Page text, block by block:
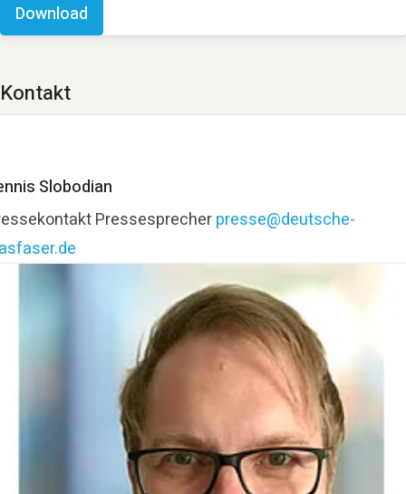
Download
Kontakt
Slobodian
Pressesprecherpresse@deutsche-